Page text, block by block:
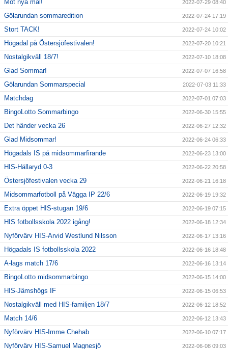
Mot nya mål! 2022-07-29 08:40
Gölarundan sommaredition 2022-07-24 17:19
Stort TACK! 2022-07-24 10:02
Högadal på Östersjöfestivalen! 2022-07-20 10:21
Nostalgikväll 18/7! 2022-07-10 18:08
Glad Sommar! 2022-07-07 16:58
Gölarundan Sommarspecial 2022-07-03 11:33
Matchdag 2022-07-01 07:03
BingoLotto Sommarbingo 2022-06-30 15:55
Det händer vecka 26 2022-06-27 12:32
Glad Midsommar! 2022-06-24 06:33
Högadals IS på midsommarfirande 2022-06-23 13:00
HIS-Hällaryd 0-3 2022-06-22 20:58
Östersjöfestivalen vecka 29 2022-06-21 16:18
Midsommarfotboll på Vägga IP 22/6 2022-06-19 19:32
Extra öppet HIS-stugan 19/6 2022-06-19 07:15
HIS fotbollsskola 2022 igång! 2022-06-18 12:34
Nyförvärv HIS-Arvid Westlund Nilsson 2022-06-17 13:16
Högadals IS fotbollsskola 2022 2022-06-16 18:48
A-lags match 17/6 2022-06-16 13:14
BingoLotto midsommarbingo 2022-06-15 14:00
HIS-Jämshögs IF 2022-06-15 06:53
Nostalgikväll med HIS-familjen 18/7 2022-06-12 18:52
Match 14/6 2022-06-12 13:43
Nyförvärv HIS-Imme Chehab 2022-06-10 07:17
Nyförvärv HIS-Samuel Magnesjö 2022-06-08 09:03